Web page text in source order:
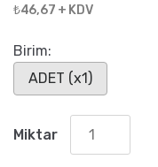
₺46,67 + KDV
Birim:
ADET (x1)
Miktar